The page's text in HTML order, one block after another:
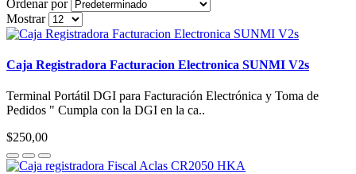
Ordenar por
Mostrar
Caja Registradora Facturacion Electronica SUNMI V2s
Terminal Portátil DGI para Facturación Electrónica y Toma de
Pedidos " Cumpla con la DGI en la ca..
$250,00